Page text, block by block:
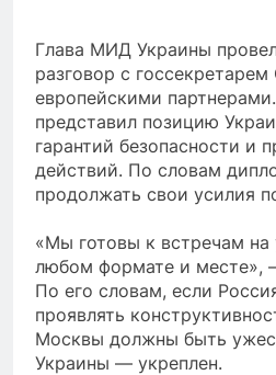
Глава МИД Украины
разговор с
европейскими
представил позицию
гарантий безопасности и
действий. По словам
продолжать свои усилия
«Мы готовы к встречам на
любом формате и месте»,
По его словам, если
проявлять
Москвы должны быть
Украины — укреплен.